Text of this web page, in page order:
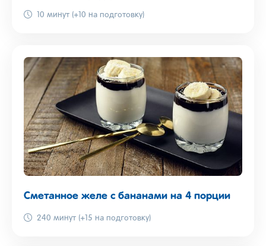
10 минут (+10 на подготовку)
Сметанное желе с бананами на 4 порции
240 минут (+15 на подготовку)